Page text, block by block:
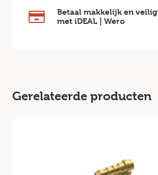
Betaal makkelijk en veilig
met iDEAL | Wero
Gerelateerde producten